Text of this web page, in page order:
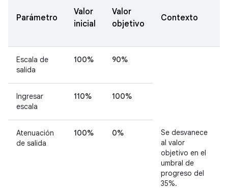
Parámetro
Valor
inicial
Valor
objetivo
Contexto
Escala de
salida
100% 90%
Ingresar
escala
110% 100%
Atenuación
de salida
100% 0%
Se desvanece
al valor
objetivo en el
umbral de
progreso del
35%.